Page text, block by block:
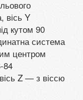
вісь Y
кутом 90
система
центром
84
Z — з віссю